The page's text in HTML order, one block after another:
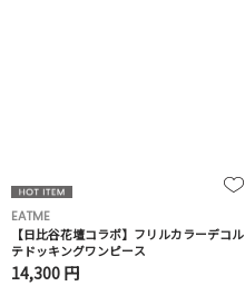
EATME
【日比谷花壇コラボ】フリルカラーデコル
テドッキングワンピース
14,300 円